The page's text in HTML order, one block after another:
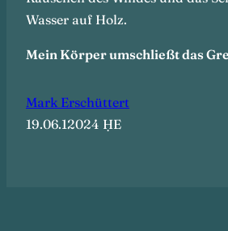
Wasser auf Holz.
Mein Körper umschließt das
Mark Erschüttert
19.06.12024 ḤE